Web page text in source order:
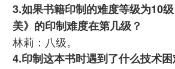
3.如果书籍印制的难度等级为10
美》的印制难度在第几级？
林莉：八级。
4.印制这本书时遇到了什么技术